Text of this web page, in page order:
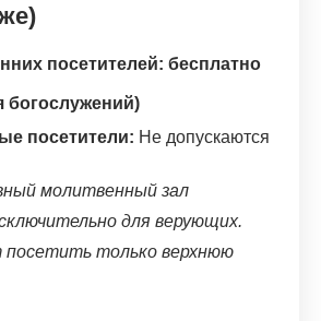
посетителей: бесплатно
богослужений)
посетители: Не допускаются
молитвенный зал
для верующих.
только верхнюю